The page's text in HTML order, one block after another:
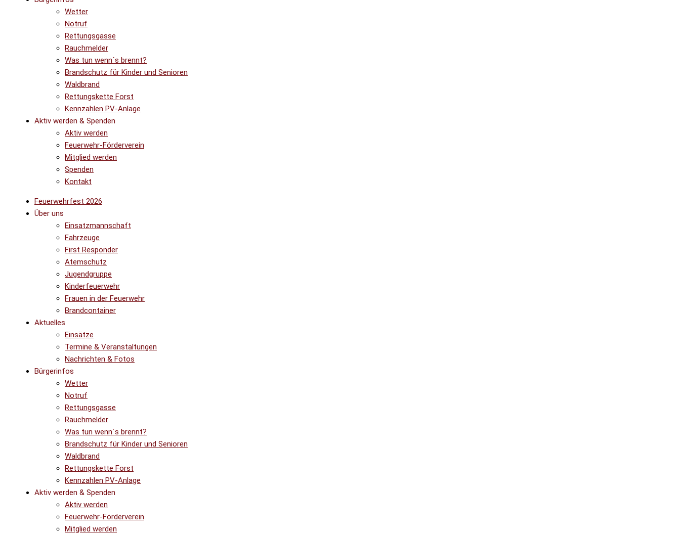
Wetter
Notruf
Rettungsgasse
Rauchmelder
Was tun wenn´s brennt?
Brandschutz für Kinder und Senioren
Waldbrand
Rettungskette Forst
Kennzahlen PV-Anlage
Aktiv werden & Spenden
Aktiv werden
Feuerwehr-Förderverein
Mitglied werden
Spenden
Kontakt
Feuerwehrfest 2026
Über uns
Einsatzmannschaft
Fahrzeuge
First Responder
Atemschutz
Jugendgruppe
Kinderfeuerwehr
Frauen in der Feuerwehr
Brandcontainer
Aktuelles
Einsätze
Termine & Veranstaltungen
Nachrichten & Fotos
Bürgerinfos
Wetter
Notruf
Rettungsgasse
Rauchmelder
Was tun wenn´s brennt?
Brandschutz für Kinder und Senioren
Waldbrand
Rettungskette Forst
Kennzahlen PV-Anlage
Aktiv werden & Spenden
Aktiv werden
Feuerwehr-Förderverein
Mitglied werden